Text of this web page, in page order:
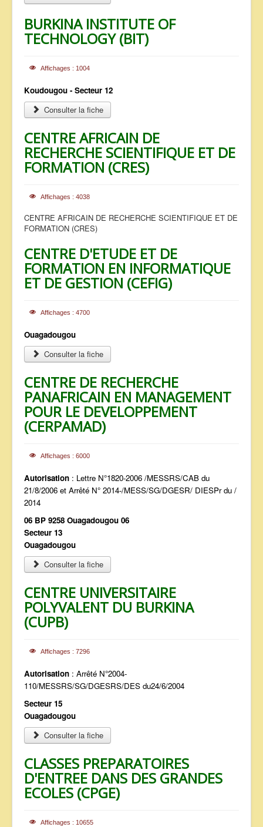
BURKINA INSTITUTE OF
TECHNOLOGY (BIT)
Affichages : 1004
Koudougou - Secteur 12
Consulter la fiche
CENTRE AFRICAIN DE
RECHERCHE SCIENTIFIQUE ET DE
FORMATION (CRES)
Affichages : 4038
CENTRE AFRICAIN DE RECHERCHE SCIENTIFIQUE ET DE
FORMATION (CRES)
CENTRE D'ETUDE ET DE
FORMATION EN INFORMATIQUE
ET DE GESTION (CEFIG)
Affichages : 4700
Ouagadougou
Consulter la fiche
CENTRE DE RECHERCHE
PANAFRICAIN EN MANAGEMENT
POUR LE DEVELOPPEMENT
(CERPAMAD)
Affichages : 6000
Autorisation : Lettre N°1820-2006 /MESSRS/CAB du
21/8/2006 et Arrêté N° 2014-/MESS/SG/DGESR/ DIESPr du /
2014
06 BP 9258 Ouagadougou 06
Secteur 13
Ouagadougou
Consulter la fiche
CENTRE UNIVERSITAIRE
POLYVALENT DU BURKINA
(CUPB)
Affichages : 7296
Autorisation : Arrêté N°2004-
110/MESSRS/SG/DGESRS/DES du24/6/2004
Secteur 15
Ouagadougou
Consulter la fiche
CLASSES PREPARATOIRES
D'ENTREE DANS DES GRANDES
ECOLES (CPGE)
Affichages : 10655